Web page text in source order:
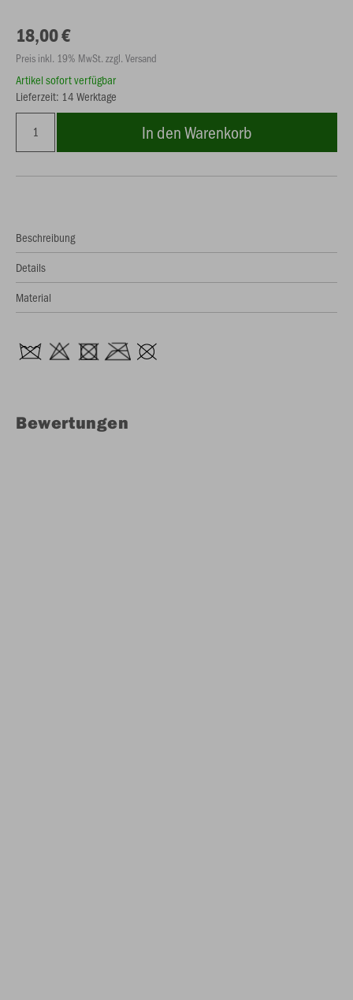
18,00 €
Preis inkl. 19% MwSt. zzgl. Versand
Artikel sofort verfügbar
Lieferzeit: 14 Werktage
In den Warenkorb
Beschreibung
Details
Material
Bewertungen